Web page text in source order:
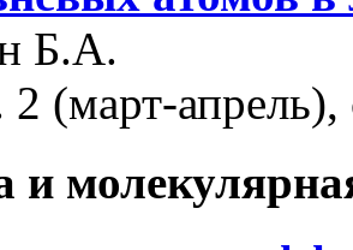
Б.А.
2 (март-апрель),
и